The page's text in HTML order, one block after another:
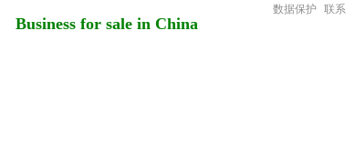
Business for sale in China
数据保护 联系